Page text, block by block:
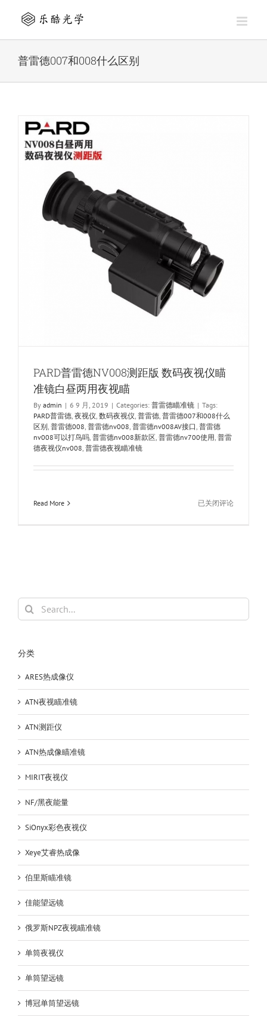
普雷德007和008什么区别
PARD普雷德NV008测距版 数码夜视仪瞄
准镜白昼两用夜视瞄
By admin | 6 9 月, 2019 | Categories: 普雷德瞄准镜 | Tags:
PARD普雷德, 夜视仪, 数码夜视仪, 普雷德, 普雷德007和008什么
区别, 普雷德008, 普雷德nv008, 普雷德nv008AV接口, 普雷德
nv008可以打鸟吗, 普雷德nv008新款区, 普雷德nv700使用, 普雷
德夜视仪nv008, 普雷德夜视瞄准镜
Read More
PARD
数
夜
两
夜
瞄
已关闭评论
Search
for:
分类
ARES热成像仪
ATN夜视瞄准镜
ATN测距仪
ATN热成像瞄准镜
MIRIT夜视仪
NF/黑夜能量
SiOnyx彩色夜视仪
Xeye艾睿热成像
伯里斯瞄准镜
佳能望远镜
俄罗斯NPZ夜视瞄准镜
单筒夜视仪
单筒望远镜
博冠单筒望远镜